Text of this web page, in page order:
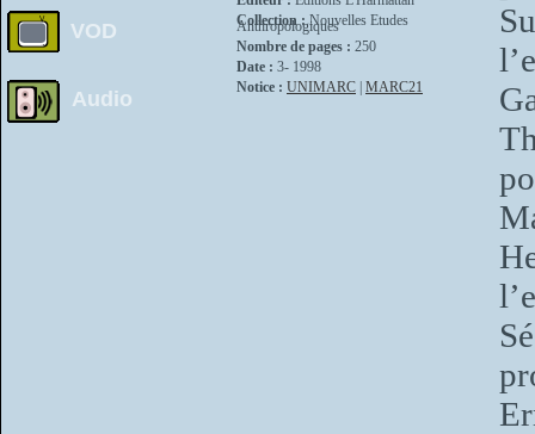
VOD
Audio
Collection :Nouvelles Etudes
Anthropologiques
Nombre de pages : 250
Date : 3- 1998
Notice : UNIMARC MARC21